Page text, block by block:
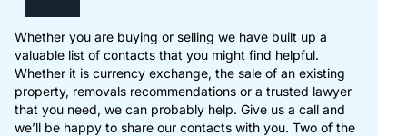
Whether you are buying or selling we have built up a
valuable list of contacts that you might find helpful.
Whether it is currency exchange, the sale of an existing
property, removals recommendations or a trusted lawyer
that you need, we can probably help. Give us a call and
we’ll be happy to share our contacts with you. Two of the